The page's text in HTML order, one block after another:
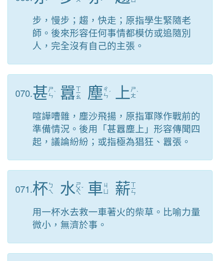
步，慢步；趨，快走；原指學生緊隨老
師。後來形容任何事情都模仿或追隨別
人，完全沒有自己的主張。
070.甚ㄕ
ㄣˋ 囂 ㄒ
ㄧ
ㄠ 塵ㄔ
ㄣ ˊ 上 ㄕ
ㄤˋ
喧譁嘈雜，塵沙飛揚，原指軍隊作戰前的
準備情況。後用「甚囂塵上」形容傳聞四
起，議論紛紛；或指極為猖狂、囂張。
071.杯 ㄅ
ㄟ
水ㄕ
ㄨ
ㄟ
ˇ 車 ㄐ
薪ㄒ
ㄧ
ㄣ
用一杯水去救一車著火的柴草。比喻力量
微小，無濟於事。